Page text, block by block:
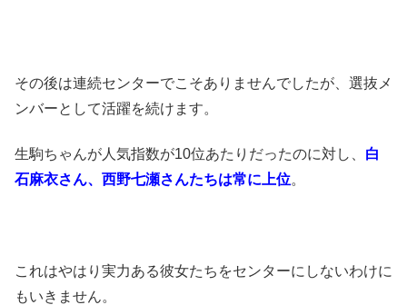
その後は連続センターでこそありませんでしたが、選抜メ
ンバーとして活躍を続けます。
生駒ちゃんが人気指数が10位あたりだったのに対し、 白
石麻衣さん、西野七瀬さんたちは常に上位。
これはやはり実力ある彼女たちをセンターにしないわけに
もいきません。